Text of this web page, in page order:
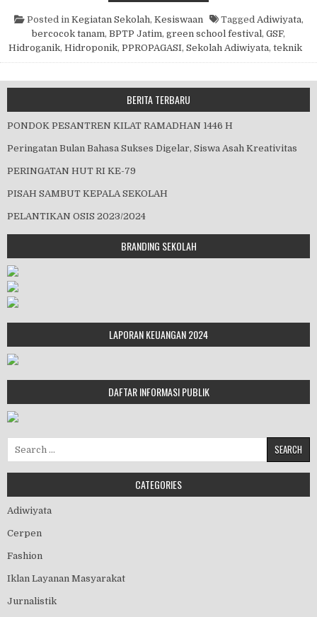
Posted in Kegiatan Sekolah, Kesiswaan Tagged Adiwiyata,
bercocok tanam, BPTP Jatim, green school festival , GSF,
Hidroganik, Hidroponik, PPROPAGASI, Sekolah Adiwiyata, teknik
BERITA TERBARU
PONDOK PESANTREN KILAT RAMADHAN 1446 H
Peringatan Bulan Bahasa Sukses Digelar, Siswa Asah Kreativitas
PERINGATAN HUT RI KE-79
PISAH SAMBUT KEPALA SEKOLAH
PELANTIKAN OSIS 2023/2024
BRANDING SEKOLAH
LAPORAN KEUANGAN 2024
DAFTAR INFORMASI PUBLIK
CATEGORIES
Adiwiyata
Cerpen
Fashion
Iklan Layanan Masyarakat
Jurnalistik